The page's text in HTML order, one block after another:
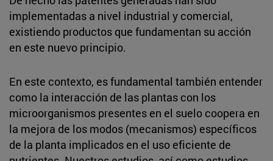
implementadas a nivel industrial y comercial,
existiendo productos que fundamentan su acción
en este nuevo principio.
En este contexto, es fundamental también entender
como la interacción de las plantas con los
microorganismos presentes en el suelo coopera en
la mejora de los modos (mecanismos) específicos
de la planta implicados en el uso eficiente de